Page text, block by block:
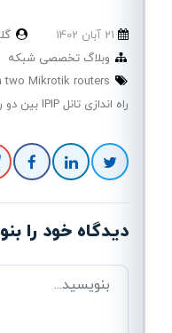
وبلاگ تخصصی شبکه
two Mikrotik routers
راه اندازی تانل IPIP بین دو روتر میکروتیک
دیدگاه خود را